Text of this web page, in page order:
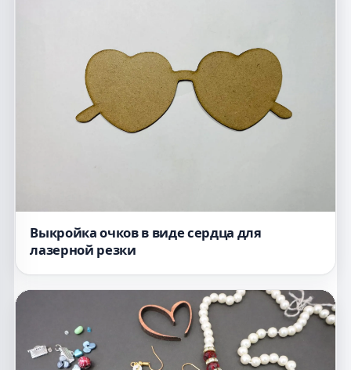
Выкройка очков в виде сердца для
лазерной резки